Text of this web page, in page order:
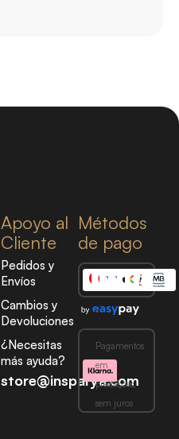
Apoyo al
Cliente
Pedidos y
Envíos
Cambios y
Devoluciones
¿Necesitas
más ayuda?
store@insparya.com
Métodos
de pago
Pagamentos
em
prestações,
sem juros